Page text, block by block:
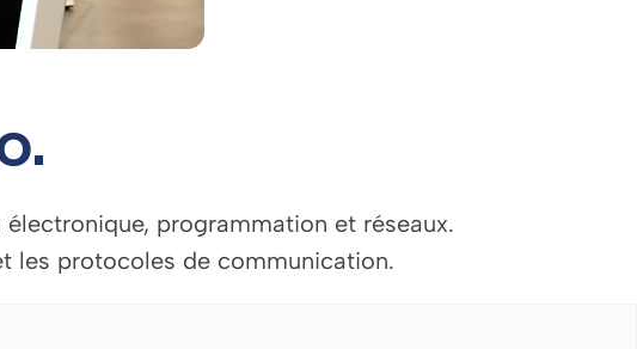
programmation et réseaux.
les protocoles de communication.